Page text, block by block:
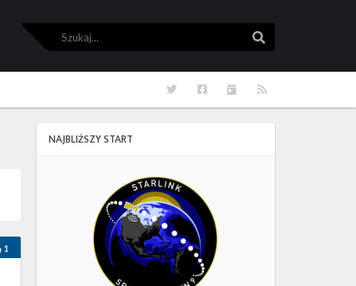
Szukaj
RSS
Kalendarze
Facebook
Twitter
1
NAJBLIŻSZY START